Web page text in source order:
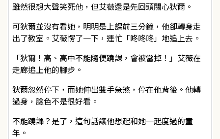
雖然很想大聲笑死他，但艾薇還是先回頭關心狄爾。
可狄爾並沒有看她，明明是上課前三分鐘，他卻轉身走
出了教室。艾薇愣了一下，連忙「咚咚咚」地追上去。
「狄爾！高、高中不能隨便蹺課，會被當掉！」艾薇在
走廊追上他的腳步。
狄爾忽然停下，而她伸出雙手急煞，停在他背後。他轉
過身，臉色不是很好看。
不能蹺課？是了，這句話讓他想起和她一起度過的童
年。